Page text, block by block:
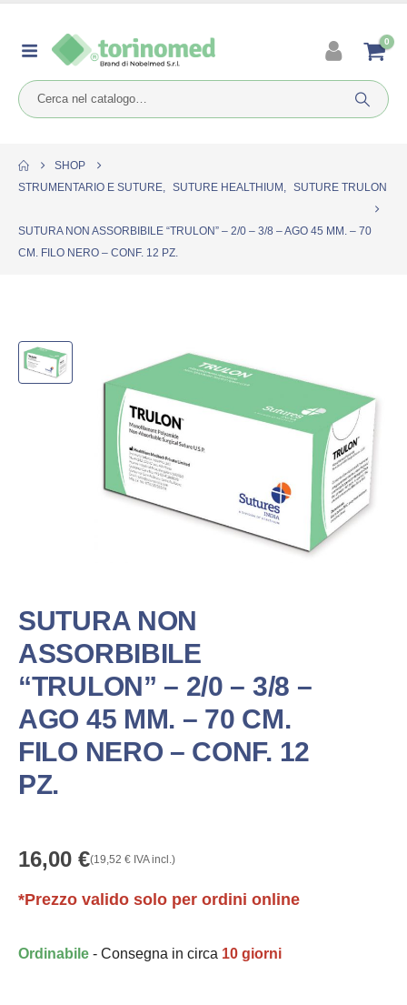
0
SHOP
STRUMENTARIO E SUTURE, SUTURE HEALTHIUM , SUTURE TRULON
SUTURA NON ASSORBIBILE “TRULON” – 2/0 – 3/8 – AGO 45 MM. – 70
CM. FILO NERO – CONF. 12 PZ.
SUTURA NON
ASSORBIBILE
“TRULON” – 2/0 – 3/8 –
AGO 45 MM. – 70 CM.
FILO NERO – CONF. 12
PZ.
16,00 €(19,52 € IVA incl.)
*Prezzo valido solo per ordini online
Ordinabile - Consegna in circa 10 giorni